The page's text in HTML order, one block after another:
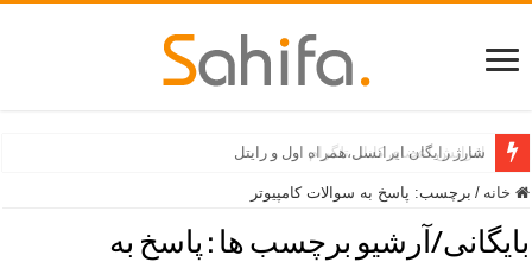
افزایش اعضای کانال تلگرام
شارژ رایگان ایرانسل،همراه اول و رایتل
خانه / برچسب: پاسخ به سوالات کامپیوتر
بایگانی/آرشیو برچسب ها : پاسخ به